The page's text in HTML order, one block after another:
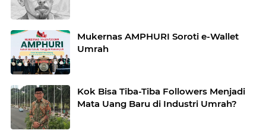
Mukernas AMPHURI Soroti e-Wallet
Umrah
Kok Bisa Tiba-Tiba Followers Menjadi
Mata Uang Baru di Industri Umrah?